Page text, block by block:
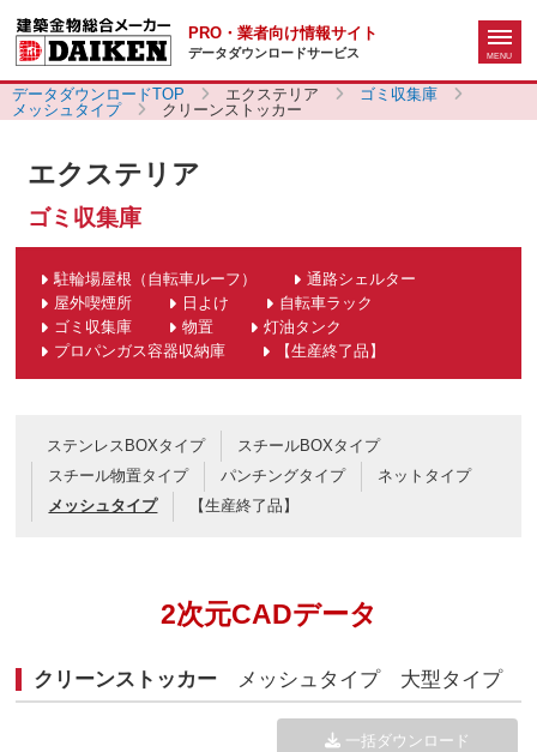
PRO・業者向け情報サイト
データダウンロードサービス
データダウンロードTOP エクステリア
ゴミ収集庫
メッシュタイプ
クリーンストッカー
エクステリア
ゴミ収集庫
駐輪場屋根（自転車ルーフ）
通路シェルター
屋外喫煙所
日よけ
自転車ラック
ゴミ収集庫
物置
灯油タンク
プロパンガス容器収納庫
【生産終了品】
ステンレスBOXタイプ
スチールBOXタイプ
スチール物置タイプ
パンチングタイプ
ネットタイプ
メッシュタイプ
【生産終了品】
2次元CADデータ
クリーンストッカー メッシュタイプ 大型タイプ
一括ダウンロード